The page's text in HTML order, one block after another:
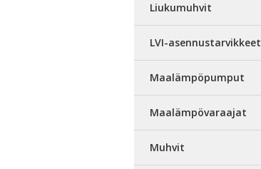
Liukumuhvit
LVI-asennustarvikkeet
Maalämpöpumput
Maalämpövaraajat
Muhvit